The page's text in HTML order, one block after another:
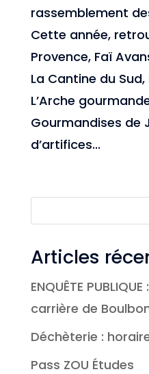
rassemblement
Cette année,
Provence, Faï
La Cantine du
L’Arche
Gourmandises de
d’artifices...
Articles
ENQUÊTE
carrière de
Déchèterie :
Pass ZOU Études